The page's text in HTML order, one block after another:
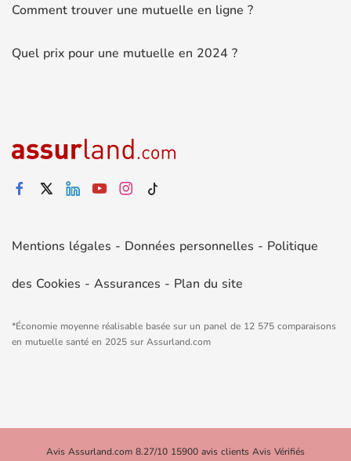
Comment trouver une mutuelle en ligne ?
Quel prix pour une mutuelle en 2024 ?
Mentions légales - Données personnelles - Politique
des Cookies - Assurances - Plan du site
*Économie moyenne réalisable basée sur un panel de 12 575 comparaisons
en mutuelle santé en 2025 sur Assurland.com
Avis Assurland.com 8.27/10 15900 avis clients Avis Vérifiés